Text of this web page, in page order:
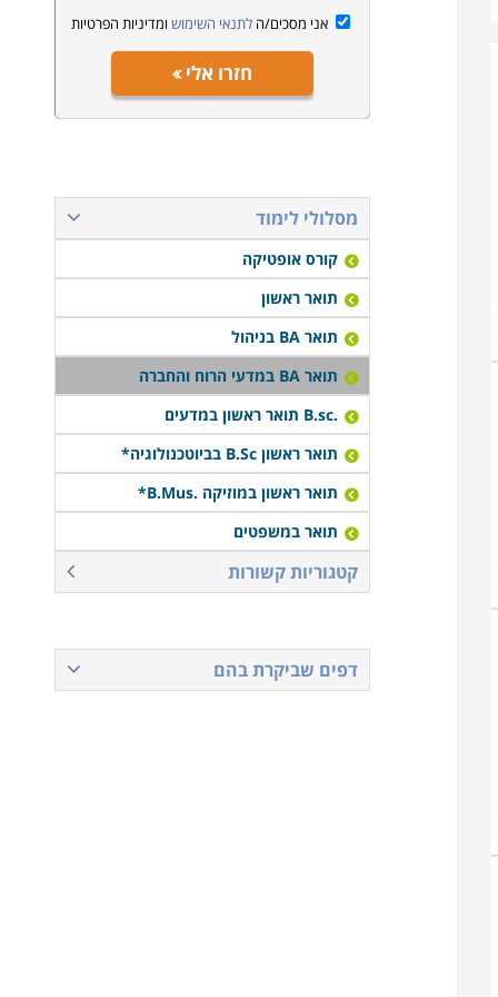
אני מסכים/הלתנאי השימוש ומדיניות הפרטיות
חזרו אלי
מסלולי לימוד
קורס אופטיקה
תואר ראשון
תואר BA בניהול
תואר BA במדעי הרוח והחברה
.B.sc תואר ראשון במדעים
תואר ראשון B.Sc בביוטכנולוגיה*
תואר ראשון במוזיקה .B.Mus*
תואר במשפטים
קטגוריות קשורות
דפים שביקרת בהם